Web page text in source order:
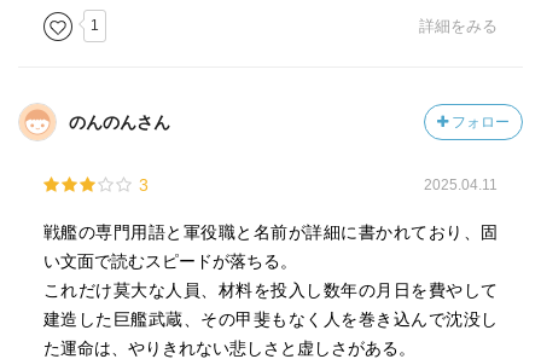
させたのは、やはり無数の人間たちであったにちがいな
い。」
あとがきも素晴らしいけど、解説もまた良かった。
「吉村昭氏の作品の底にある人間観、それは人間というも
と、何をやってもタカが知れているという無常感をはらん
だ徒労の意識である。」と解説されていて、私が吉村作品
に惹かれる理由がまさにソコなんだなと納得した。
吉村先生は決して人間を美化しない。
別に人間をバカにしていたり嫌悪してるわけでもない。
1 詳細をみる
のんのんさん フォロー
3 2025.04.11
戦艦の専門用語と軍役職と名前が詳細に書かれており、固
い文面で読むスピードが落ちる。
これだけ莫大な人員、材料を投入し数年の月日を費やして
建造した巨艦武蔵、その甲斐もなく人を巻き込んで沈没し
た運命は、やりきれない悲しさと虚しさがある。